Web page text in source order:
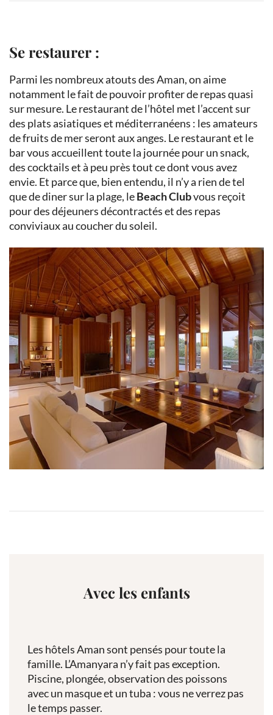
Se restaurer :
Parmi les nombreux atouts des Aman, on aime
notamment le fait de pouvoir profiter de repas quasi
sur mesure. Le restaurant de l’hôtel met l’accent sur
des plats asiatiques et méditerranéens : les amateurs
de fruits de mer seront aux anges. Le restaurant et le
bar vous accueillent toute la journée pour un snack,
des cocktails et à peu près tout ce dont vous avez
envie. Et parce que, bien entendu, il n’y a rien de tel
que de diner sur la plage, leBeach Clubvous reçoit
pour des déjeuners décontractés et des repas
conviviaux au coucher du soleil.
Avec les enfants
Les hôtels Aman sont pensés pour toute la
famille. L’Amanyara n’y fait pas exception.
Piscine, plongée, observation des poissons
avec un masque et un tuba : vous ne verrez pas
le temps passer.